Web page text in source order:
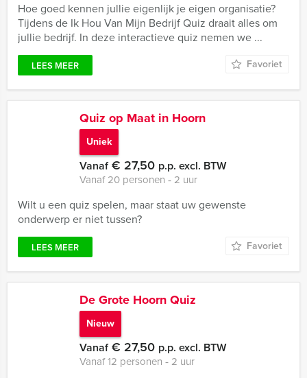
Hoe goed kennen jullie eigenlijk je eigen organisatie?
Tijdens de Ik Hou Van Mijn Bedrijf Quiz draait alles om
jullie bedrijf. In deze interactieve quiz nemen we ...
LEES MEER Favoriet
Quiz op Maat in Hoorn
Uniek
Vanaf€ 27,50 p.p. excl. BTW
Vanaf 20 personen ‐ 2 uur
Wilt u een quiz spelen, maar staat uw gewenste
onderwerp er niet tussen?
LEES MEER Favoriet
De Grote Hoorn Quiz
Nieuw
Vanaf€ 27,50 p.p. excl. BTW
Vanaf 12 personen ‐ 2 uur